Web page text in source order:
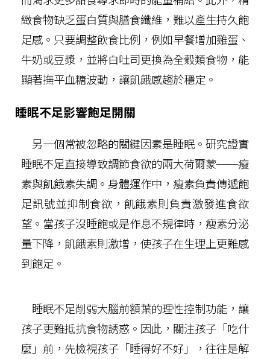
緻食物缺乏蛋白質與膳食纖維，難以產生持久飽
足感。只要調整飲食比例，例如早餐增加雞蛋、
牛奶或豆漿，並將白吐司更換為全穀類食物，能
顯著撫平血糖波動，讓飢餓感趨於穩定。
睡眠不足影響飽足開關
另一個常被忽略的關鍵因素是睡眠。研究證實
睡眠不足直接導致調節食欲的兩大荷爾蒙──瘦
素與飢餓素失調。身體運作中，瘦素負責傳遞飽
足訊號並抑制食欲，飢餓素則負責激發進食欲
望。當孩子沒睡飽或是作息不規律時，瘦素分泌
量下降，飢餓素則激增，使孩子在生理上更難感
到飽足。
睡眠不足削弱大腦前額葉的理性控制功能，讓
孩子更難抵抗食物誘惑。因此，關注孩子「吃什
麼」前，先檢視孩子「睡得好不好」，往往是解